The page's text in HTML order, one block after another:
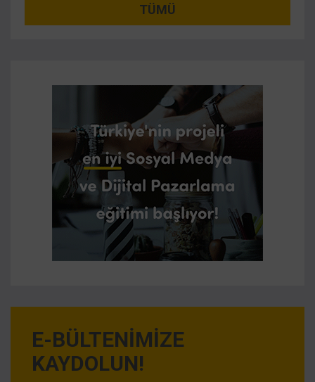
TÜMÜ
E-BÜLTENİMİZE
KAYDOLUN!